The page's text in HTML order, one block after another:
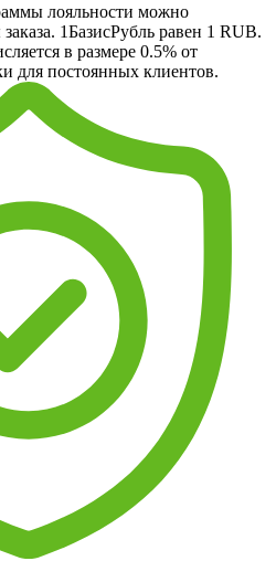
лояльности можно
1БазисРубль равен 1 RUB.
в размере 0.5% от
для постоянных клиентов.